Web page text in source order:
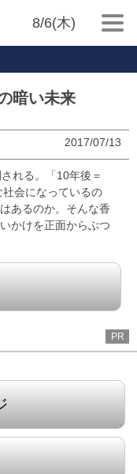
8/6(木)
暗い未来
2017/07/13
れる。「10年後＝
会になっているの
あるのか。そんな香
かけを正面からぶつ
PR